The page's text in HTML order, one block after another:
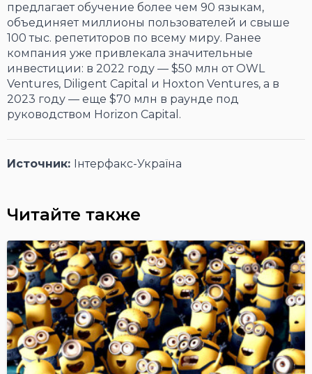
предлагает обучение более чем 90 языкам,
объединяет миллионы пользователей и свыше
100 тыс. репетиторов по всему миру. Ранее
компания уже привлекала значительные
инвестиции: в 2022 году — $50 млн от OWL
Ventures, Diligent Capital и Hoxton Ventures, а в
2023 году — еще $70 млн в раунде под
руководством Horizon Capital.
Источник: Інтерфакс-Україна
Читайте также